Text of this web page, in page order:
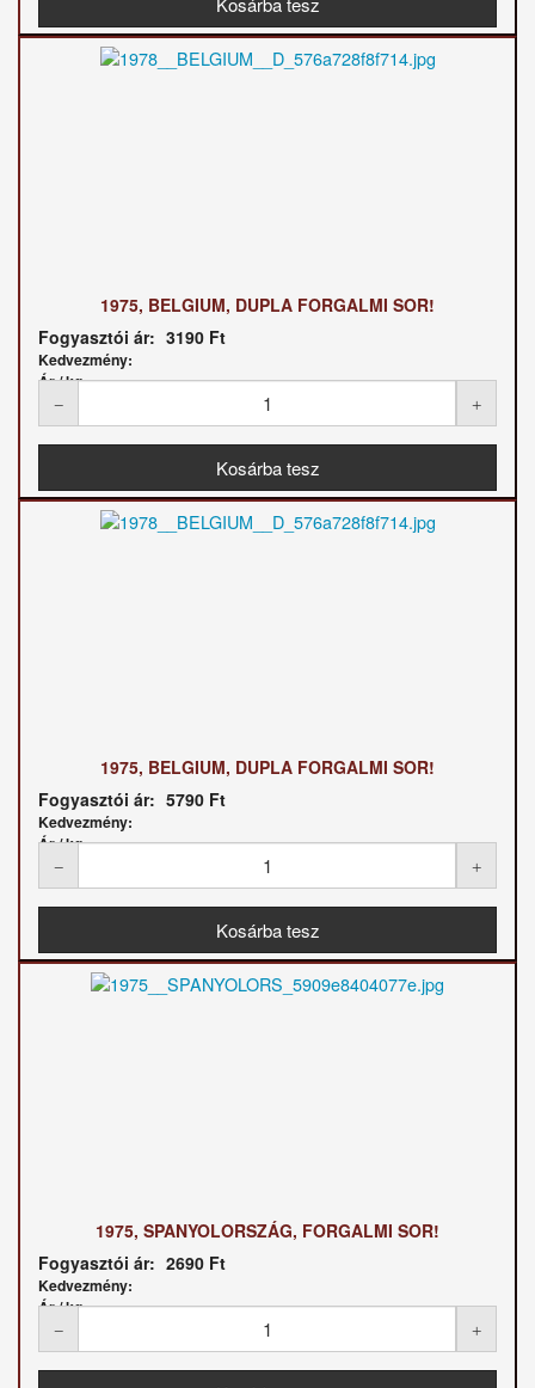
1975, BELGIUM, DUPLA FORGALMI SOR!
Fogyasztói ár: 3190 Ft
Kedvezmény:
Ár / kg:
1975, BELGIUM, DUPLA FORGALMI SOR!
Fogyasztói ár: 5790 Ft
Kedvezmény:
Ár / kg:
1975, SPANYOLORSZÁG, FORGALMI SOR!
Fogyasztói ár: 2690 Ft
Kedvezmény:
Ár / kg: